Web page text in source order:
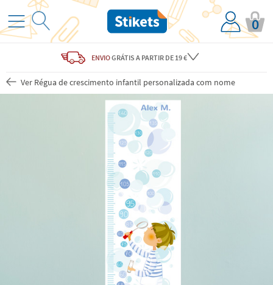
0
ENVIOGRÁTIS A PARTIR DE 19 €
Ver Régua de crescimento infantil personalizada com nome